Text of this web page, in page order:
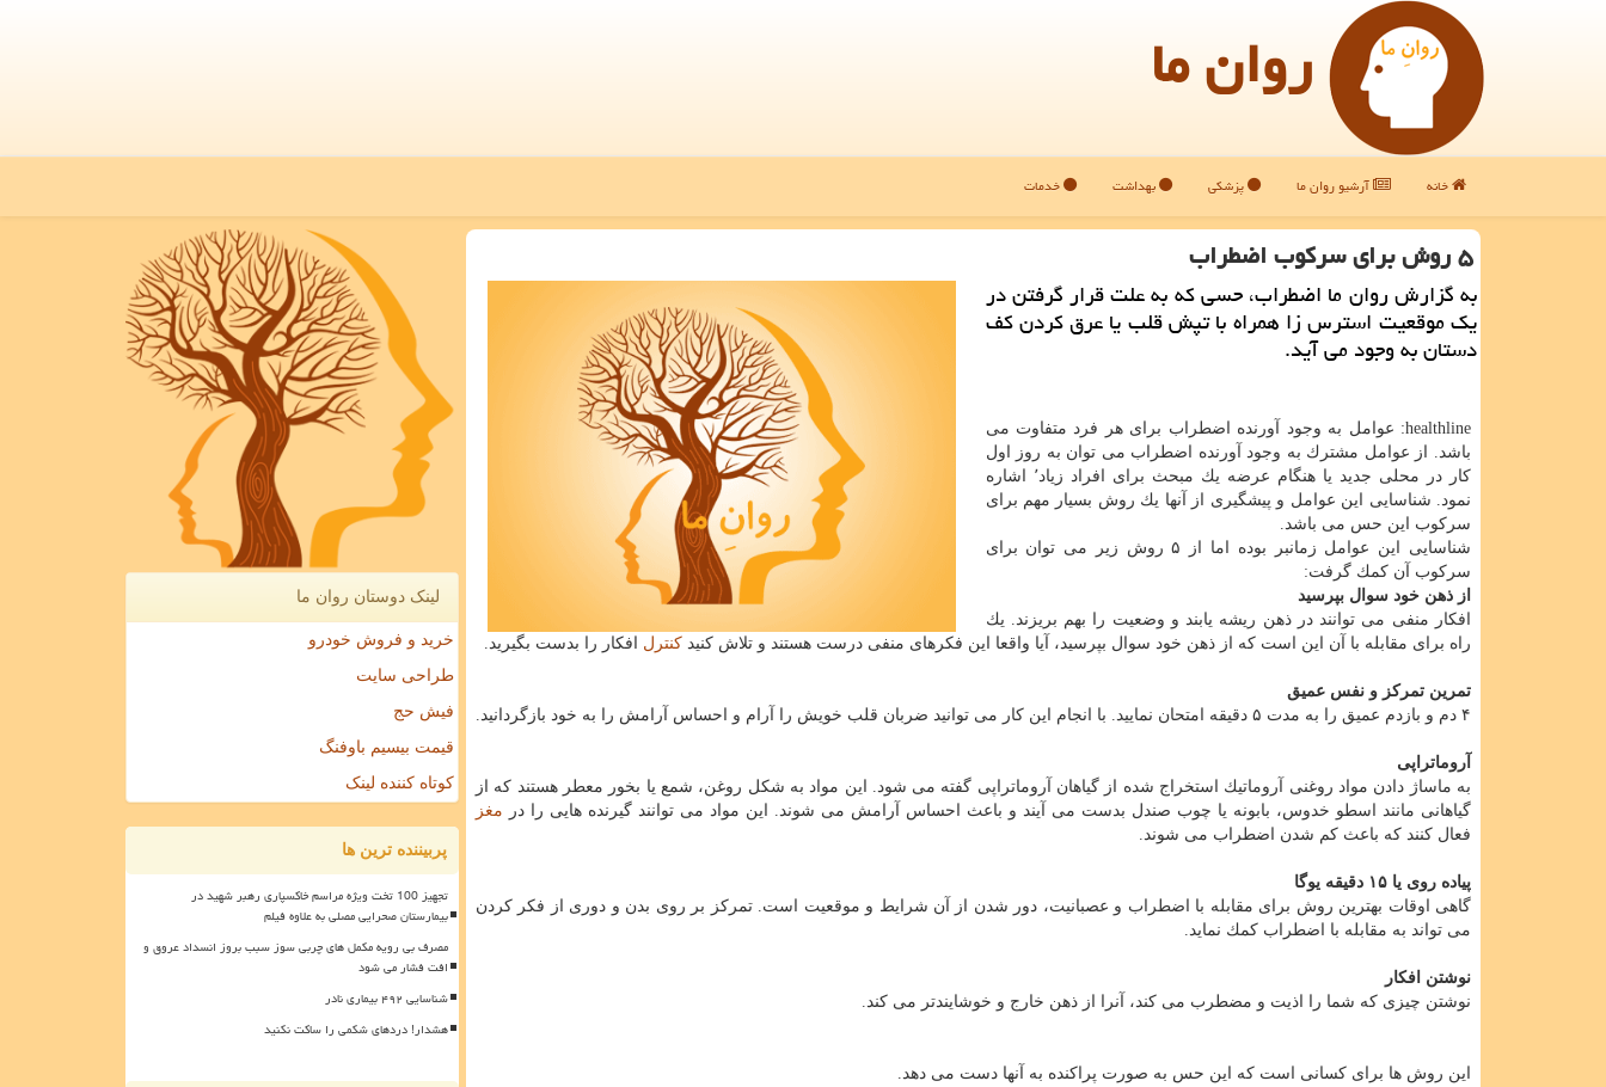
روان ما
خانه آرشیو روان ما پزشکی بهداشت خدمات
۵ روش برای سركوب اضطراب
به گزارش روان ما اضطراب، حسی كه به علت قرار گرفتن در
یك موقعیت استرس زا همراه با تپش قلب یا عرق كردن كف
دستان به وجود می آید.
healthline: عوامل به وجود آورنده اضطراب برای هر فرد متفاوت می
باشد. از عوامل مشترك به وجود آورنده اضطراب می توان به روز اول
كار در محلی جدید یا هنگام عرضه یك مبحث برای افراد زیاد٬ اشاره
نمود. شناسایی این عوامل و پیشگیری از آنها یك روش بسیار مهم برای
سركوب این حس می باشد.
شناسایی این عوامل زمانبر بوده اما از ۵ روش زیر می توان برای
سركوب آن كمك گرفت:
از ذهن خود سوال بپرسید
افكار منفی می توانند در ذهن ریشه یابند و وضعیت را بهم بریزند. یك
راه برای مقابله با آن این است كه از ذهن خود سوال بپرسید، آیا واقعا این فكرهای منفی درست هستند و تلاش كنید كنترل افكار را بدست بگیرید.
تمرین تمركز و نفس عمیق
۴ دم و بازدم عمیق را به مدت ۵ دقیقه امتحان نمایید. با انجام این كار می توانید ضربان قلب خویش را آرام و احساس آرامش را به خود بازگردانید.
آروماتراپی
به ماساژ دادن مواد روغنی آروماتیك استخراج شده از گیاهان آروماتراپی گفته می شود. این مواد به شكل روغن، شمع یا بخور معطر هستند كه از
گیاهانی مانند اسطو خدوس، بابونه یا چوب صندل بدست می آیند و باعث احساس آرامش می شوند. این مواد می توانند گیرنده هایی را در مغز
فعال كنند كه باعث كم شدن اضطراب می شوند.
پیاده روی یا ۱۵ دقیقه یوگا
گاهی اوقات بهترین روش برای مقابله با اضطراب و عصبانیت، دور شدن از آن شرایط و موقعیت است. تمركز بر روی بدن و دوری از فكر كردن
می تواند به مقابله با اضطراب كمك نماید.
نوشتن افكار
نوشتن چیزی كه شما را اذیت و مضطرب می كند، آنرا از ذهن خارج و خوشایندتر می كند.
این روش ها برای كسانی است كه این حس به صورت پراكنده به آنها دست می دهد.
لینک دوستان روان ما
خرید و فروش خودرو
طراحی سایت
فیش حج
قیمت بیسیم باوفنگ
کوتاه کننده لینک
پربیننده ترین ها
تجهیز 100 تخت ویژه مراسم خاکسپاری رهبر شهید در
بیمارستان صحرایی مصلی به علاوه فیلم
مصرف بی رویه مکمل های چربی سوز سبب بروز انسداد عروق و
افت فشار می شود
شناسایی ۴۹۲ بیماری نادر
هشدار! دردهای شکمی را ساکت نکنید